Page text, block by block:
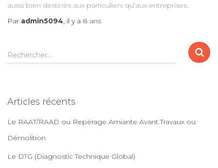
aussi bien destinés aux particuliers qu’aux entreprises.
Par admin5094, il y a 8 ans
R
e
r
h
e
Rechercher…
Articles récents
Le RAAT/RAAD ou Repérage Amiante Avant Travaux ou
Démolition
Le DTG (Diagnostic Technique Global)